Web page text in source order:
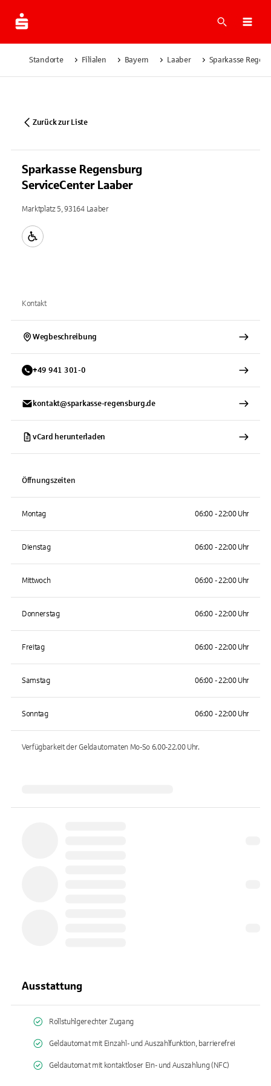
Suche
Standorte Filialen Bayern Laaber Sparkasse
Zurück zur Liste
Sparkasse Regensburg
ServiceCenter Laaber
Marktplatz 5, 93164 Laaber
Kontakt
Wegbeschreibung
+49 941 301-0
kontakt@sparkasse-regensburg.de
vCard herunterladen
Öffnungszeiten
Montag 06:00 - 22:00 Uhr
Dienstag 06:00 - 22:00 Uhr
Mittwoch 06:00 - 22:00 Uhr
Donnerstag 06:00 - 22:00 Uhr
Freitag 06:00 - 22:00 Uhr
Samstag 06:00 - 22:00 Uhr
Sonntag 06:00 - 22:00 Uhr
Verfügbarkeit der Geldautomaten Mo-So 6.00-22.00Uhr.
Ausstattung
Rollstuhlgerechter Zugang
Geldautomat mit Einzahl- und Auszahlfunktion, barrierefrei
Geldautomat mit kontaktloser Ein- und Auszahlung (NFC)